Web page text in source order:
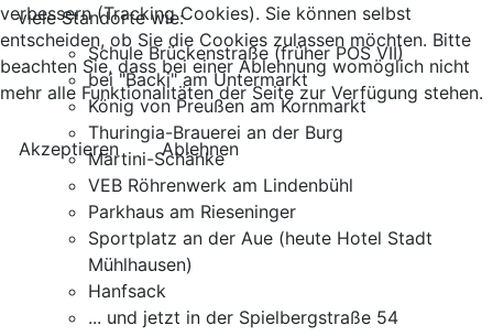
viele Standorte wie:
Schule Brückenstraße (früher POS VII)
bei "Backi" am Untermarkt
König von Preußen am Kornmarkt
Thuringia-Brauerei an der Burg
Martini-Schänke
VEB Röhrenwerk am Lindenbühl
Parkhaus am Rieseninger
Sportplatz an der Aue (heute Hotel Stadt
Mühlhausen)
Hanfsack
... und jetzt in der Spielbergstraße 54
verbessern (Tracking Cookies). Sie können selbst
entscheiden, ob Sie die Cookies zulassen möchten. Bitte
beachten Sie, dass bei einer Ablehnung womöglich nicht
mehr alle Funktionalitäten der Seite zur Verfügung stehen.
Akzeptieren Ablehnen